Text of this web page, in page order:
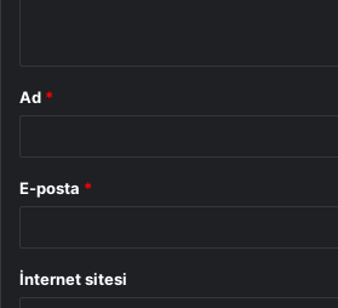
Ad *
E-posta *
İnternet sitesi